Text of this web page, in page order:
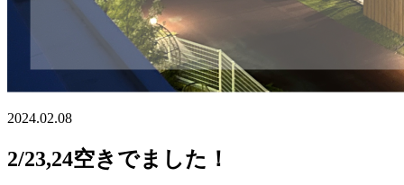
2024.02.08
2/23,24空きでました！